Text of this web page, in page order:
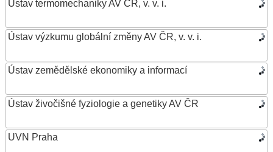
Ústav termomechaniky AV ČR, v. v. i.
Ústav výzkumu globální změny AV ČR, v. v. i.
Ústav zemědělské ekonomiky a informací
Ústav živočišné fyziologie a genetiky AV ČR
UVN Praha